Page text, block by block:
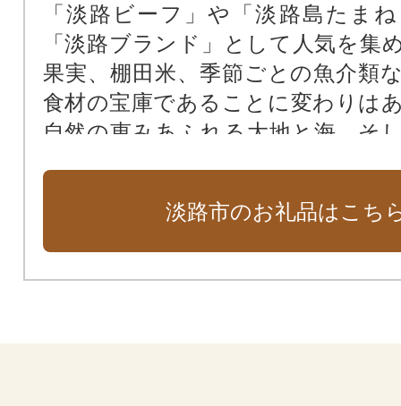
「淡路ビーフ」や「淡路島たま
「淡路ブランド」として人気を集
果実、棚田米、季節ごとの魚介類
食材の宝庫であることに変わりは
自然の恵みあふれる大地と海、そ
淡路市のお礼品はこち